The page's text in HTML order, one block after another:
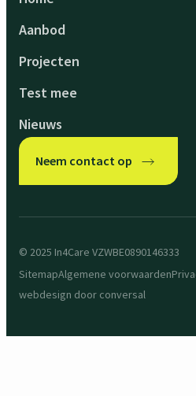
Aanbod
Projecten
Test mee
Nieuws
Neem contact op
© 2025 In4Care VZWBE0890146333
SitemapAlgemene voorwaarden
webdesign door conversal